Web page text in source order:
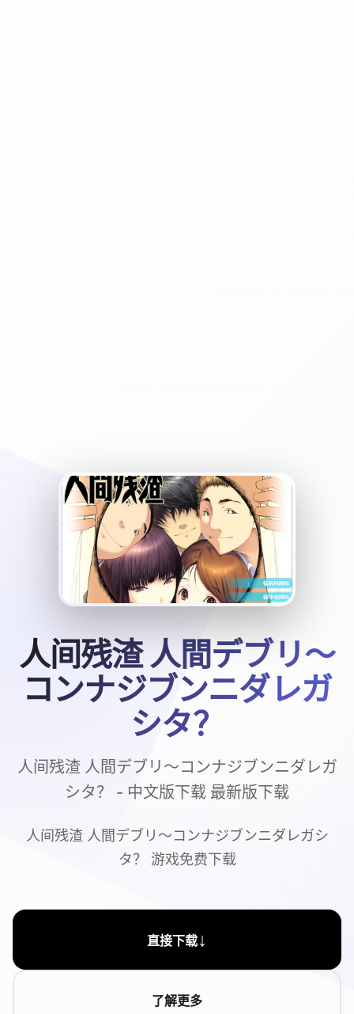
人间残渣 人間デブリ～
コンナジブンニダレガ
シタ？
人间残渣 人間デブリ～コンナジブンニダレガ
シタ？ - 中文版下载 最新版下载
人间残渣 人間デブリ～コンナジブンニダレガシ
タ？ 游戏免费下载
直接下载↓
了解更多